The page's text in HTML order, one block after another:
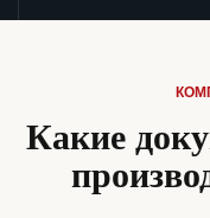
Какие